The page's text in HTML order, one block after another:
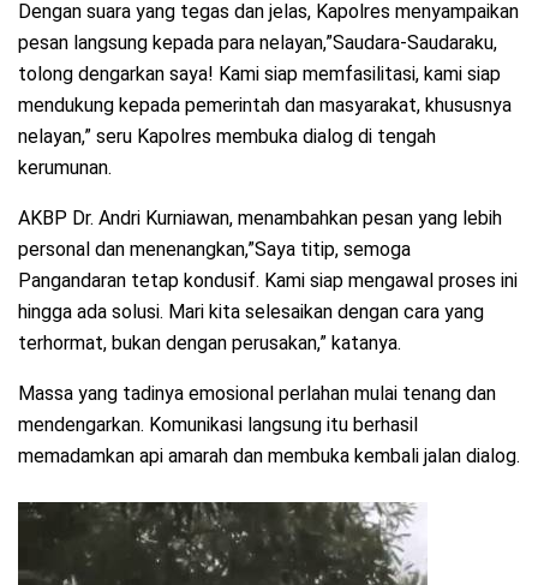
Dengan suara yang tegas dan jelas, Kapolres menyampaikan
pesan langsung kepada para nelayan,”Saudara-Saudaraku,
tolong dengarkan saya! Kami siap memfasilitasi, kami siap
mendukung kepada pemerintah dan masyarakat, khususnya
nelayan,” seru Kapolres membuka dialog di tengah
kerumunan.
AKBP Dr. Andri Kurniawan, menambahkan pesan yang lebih
personal dan menenangkan,”Saya titip, semoga
Pangandaran tetap kondusif. Kami siap mengawal proses ini
hingga ada solusi. Mari kita selesaikan dengan cara yang
terhormat, bukan dengan perusakan,” katanya.
Massa yang tadinya emosional perlahan mulai tenang dan
mendengarkan. Komunikasi langsung itu berhasil
memadamkan api amarah dan membuka kembali jalan dialog.